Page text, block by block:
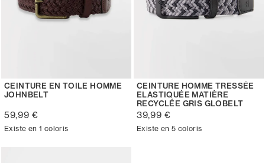
CEINTURE EN TOILE HOMME
JOHNBELT
59,99 €
Existe en 1 coloris
CEINTURE HOMME TRESSÉE
ELASTIQUÉE MATIÈRE
RECYCLÉE GRIS GLOBELT
39,99 €
Existe en 5 coloris